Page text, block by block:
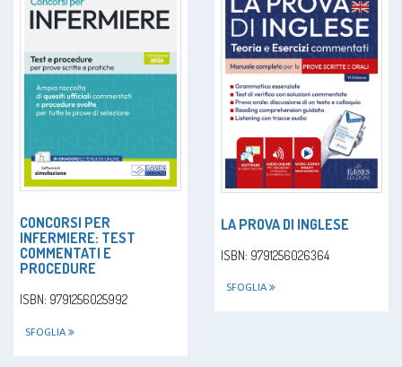
CONCORSI PER
INFERMIERE: TEST
COMMENTATI E
PROCEDURE
ISBN: 9791256025992
SFOGLIA
LA PROVA DI INGLESE
ISBN: 9791256026364
SFOGLIA